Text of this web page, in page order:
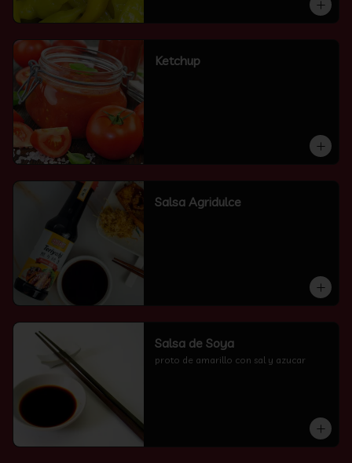
Ketchup
Salsa Agridulce
Salsa de Soya
proto de amarillo con sal y azucar